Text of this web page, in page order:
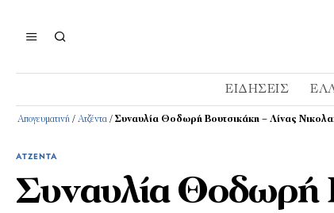
ΕΙΔΉΣΕΙΣ
Απογευματινή / Ατζέντα / Συναυλία Θοδωρή Βουτσικάκη – Λίνας
ΑΤΖΈΝΤΑ
Συναυλία Θοδωρή